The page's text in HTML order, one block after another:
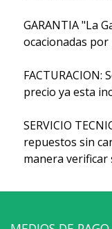
GARANTIA "La
ocacionadas
FACTURACION:
precio ya esta
SERVICIO
repuestos sin
manera